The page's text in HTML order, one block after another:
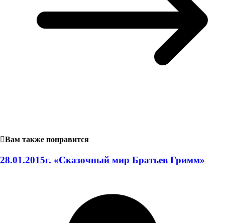
Вам также понравится
28.01.2015г. «Сказочный мир Братьев Гримм»